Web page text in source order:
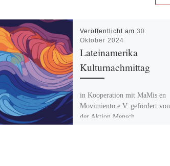
Veröffentlicht am 30.
Oktober 2024
Lateinamerika
Kulturnachmittag
in Kooperation mit MaMis en
Movimiento e.V. gefördert von
der Aktion Mensch